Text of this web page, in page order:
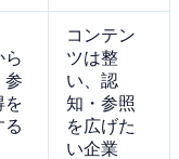
ら
参
を
る
コンテン
ツは整
い、認
知・参照
を広げた
い企業